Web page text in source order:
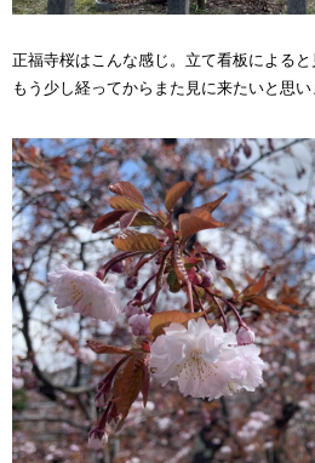
正福寺桜はこんな感じ。立て看板によると
もう少し経ってからまた見に来たいと思い